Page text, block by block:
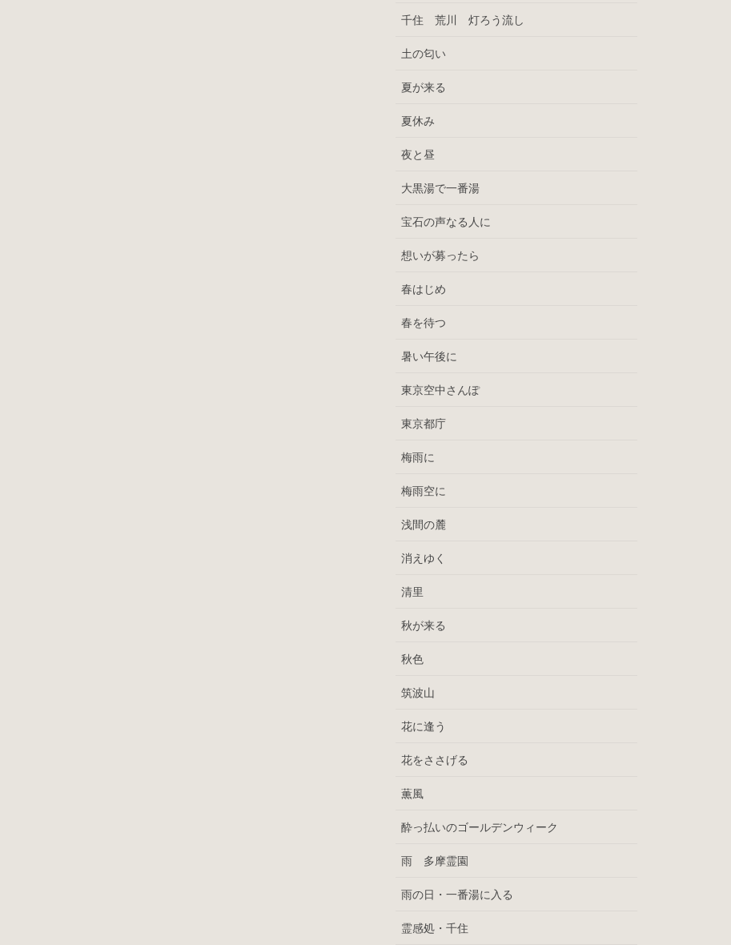
千住 荒川 灯ろう流し
土の匂い
夏が来る
夏休み
夜と昼
大黒湯で一番湯
宝石の声なる人に
想いが募ったら
春はじめ
春を待つ
暑い午後に
東京空中さんぽ
東京都庁
梅雨に
梅雨空に
浅間の麓
消えゆく
清里
秋が来る
秋色
筑波山
花に逢う
花をささげる
薫風
酔っ払いのゴールデンウィーク
雨 多摩霊園
雨の日・一番湯に入る
霊感処・千住